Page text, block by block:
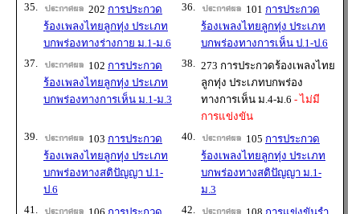
35. 202 การประกวด
ร้องเพลงไทยลูกทุ่ง ประเภท
บกพร่องทางร่างกาย ม.1-ม.6
36. 101 การประกวด
ร้องเพลงไทยลูกทุ่ง ประเภท
บกพร่องทางการเห็น ป.1-ป.6
37.
102 การประกวด
ร้องเพลงไทยลูกทุ่ง ประเภท
บกพร่องทางการเห็น ม.1-ม.3
38. 273 การประกวดร้องเพลงไทย
ลูกทุ่ง ประเภทบกพร่อง
ทางการเห็น ม.4-ม.6 - ไม่มี
การแข่งขัน
39.
103 การประกวด
ร้องเพลงไทยลูกทุ่ง ประเภท
บกพร่องทางสติปัญญา ป.1-
ป.6
40. 105 การประกวด
ร้องเพลงไทยลูกทุ่ง ประเภท
บกพร่องทางสติปัญญา ม.1-
ม.3
41.
42.